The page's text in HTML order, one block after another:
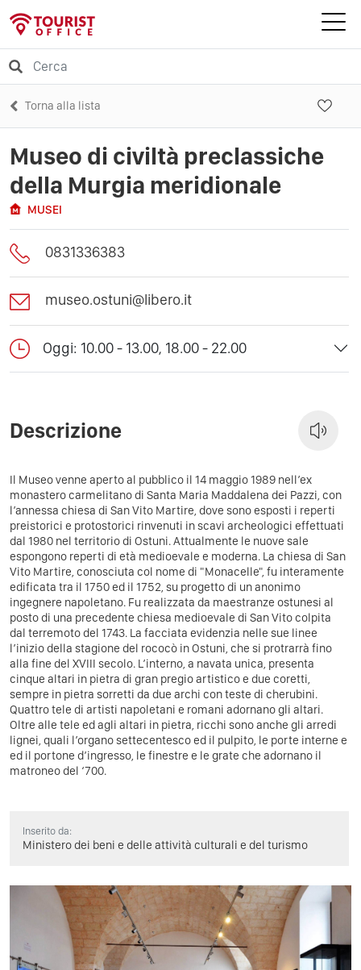
Torna alla lista
Museo di civiltà preclassiche
della Murgia meridionale
MUSEI
0831336383
museo.ostuni@libero.it
Oggi: 10.00 - 13.00, 18.00 - 22.00
Descrizione
Il Museo venne aperto al pubblico il 14 maggio 1989 nell’ex
monastero carmelitano di Santa Maria Maddalena dei Pazzi, con
l’annessa chiesa di San Vito Martire, dove sono esposti i reperti
preistorici e protostorici rinvenuti in scavi archeologici effettuati
dal 1980 nel territorio di Ostuni. Attualmente le nuove sale
espongono reperti di età medioevale e moderna. La chiesa di San
Vito Martire, conosciuta col nome di "Monacelle", fu interamente
edificata tra il 1750 ed il 1752, su progetto di un anonimo
ingegnere napoletano. Fu realizzata da maestranze ostunesi al
posto di una precedente chiesa medioevale di San Vito colpita
dal terremoto del 1743. La facciata evidenzia nelle sue linee
l’inizio della stagione del rococò in Ostuni, che si protrarrà fino
alla fine del XVIII secolo. L’interno, a navata unica, presenta
cinque altari in pietra di gran pregio artistico e due coretti,
sempre in pietra sorretti da due archi con teste di cherubini.
Quattro tele di artisti napoletani e romani adornano gli altari.
Oltre alle tele ed agli altari in pietra, ricchi sono anche gli arredi
lignei, quali l’organo settecentesco ed il pulpito, le porte interne e
ed il portone d’ingresso, le finestre e le grate che adornano il
matroneo del ‘700.
Inserito da:
Ministero dei beni e delle attività culturali e del turismo